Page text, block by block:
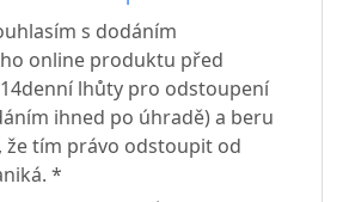
s dodáním
online produktu před
lhůty pro odstoupení
ihned po úhradě) a beru
že tím právo odstoupit od
*